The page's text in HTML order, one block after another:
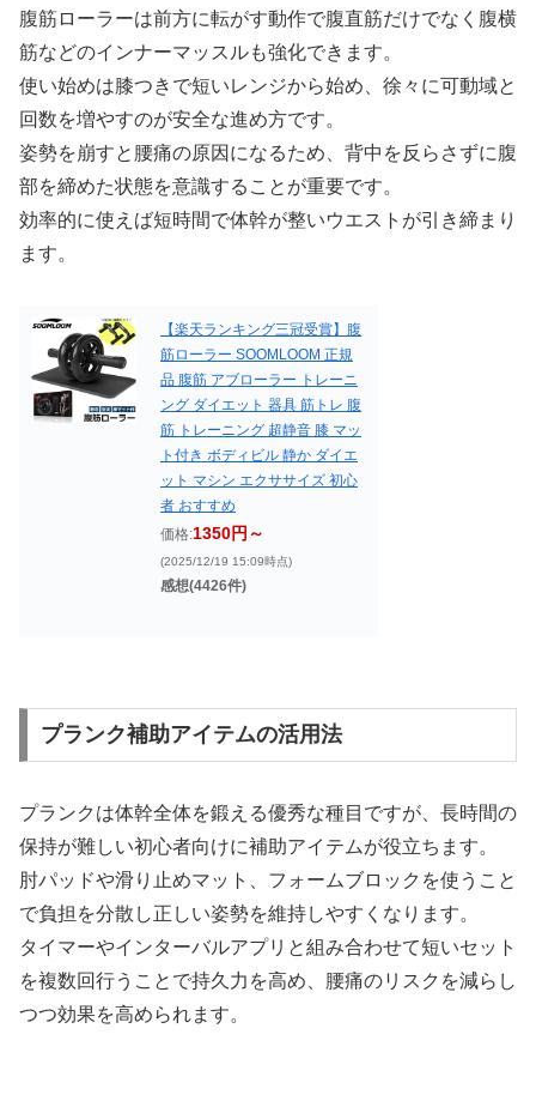
腹筋ローラーは前方に転がす動作で腹直筋だけでなく腹横
筋などのインナーマッスルも強化できます。
使い始めは膝つきで短いレンジから始め、徐々に可動域と
回数を増やすのが安全な進め方です。
姿勢を崩すと腰痛の原因になるため、背中を反らさずに腹
部を締めた状態を意識することが重要です。
効率的に使えば短時間で体幹が整いウエストが引き締まり
ます。
【楽天ランキング三冠受賞】腹
筋ローラー SOOMLOOM 正規
品 腹筋 アブローラー トレーニ
ング ダイエット 器具 筋トレ 腹
筋 トレーニング 超静音 膝 マッ
ト付き ボディビル 静か ダイエ
ット マシン エクササイズ 初心
者 おすすめ
価格:1350円～
(2025/12/19 15:09時点)
感想(4426件)
プランク補助アイテムの活用法
プランクは体幹全体を鍛える優秀な種目ですが、長時間の
保持が難しい初心者向けに補助アイテムが役立ちます。
肘パッドや滑り止めマット、フォームブロックを使うこと
で負担を分散し正しい姿勢を維持しやすくなります。
タイマーやインターバルアプリと組み合わせて短いセット
を複数回行うことで持久力を高め、腰痛のリスクを減らし
つつ効果を高められます。